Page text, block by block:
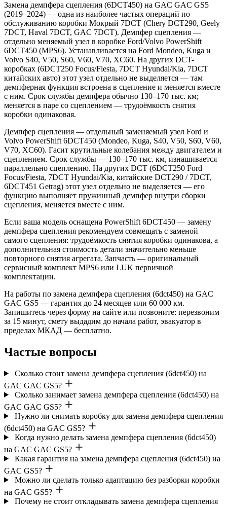
Замена демпфера сцепления (6DCT450) на GAC GAC GS5
(2019–2024) — одна из наиболее частых операций по
обслуживанию коробки Мокрый 7DCT (Chery DCT290, Geely
7DCT, Haval 7DCT, GAC 7DCT). Демпфер сцепления —
отдельно меняемый узел в коробке Ford/Volvo PowerShift
6DCT450 (MPS6). Устанавливается на Ford Mondeo, Kuga и
Volvo S40, V50, S60, V60, V70, XC60. На других DCT-
коробках (6DCT250 Focus/Fiesta, 7DCT Hyundai/Kia, 7DCT
китайских авто) этот узел отдельно не выделяется — там
демпферная функция встроена в сцепление и меняется вместе
с ним. Срок службы демпфера обычно 130–170 тыс. км;
меняется в паре со сцеплением — трудоёмкость снятия
коробки одинаковая.
Демпфер сцепления — отдельный заменяемый узел Ford и
Volvo PowerShift 6DCT450 (Mondeo, Kuga, S40, V50, S60, V60,
V70, XC60). Гасит крутильные колебания между двигателем и
сцеплением. Срок службы — 130–170 тыс. км, изнашивается
параллельно сцеплению. На других DCT (6DCT250 Ford
Focus/Fiesta, 7DCT Hyundai/Kia, китайские DCT290 / 7DCT,
6DCT451 Getrag) этот узел отдельно не выделяется — его
функцию выполняет пружинный демпфер внутри сборки
сцепления, меняется вместе с ним.
Если ваша модель оснащена PowerShift 6DCT450 — замену
демпфера сцепления рекомендуем совмещать с заменой
самого сцепления: трудоёмкость снятия коробки одинакова, а
дополнительная стоимость детали значительно меньше
повторного снятия агрегата. Запчасть — оригинальный
сервисный комплект MPS6 или LUK первичной
комплектации.
На работы по замена демпфера сцепления (6dct450) на GAC
GAC GS5 — гарантия до 24 месяцев или 60 000 км.
Запишитесь через форму на сайте или позвоните: перезвоним
за 15 минут, смету выдадим до начала работ, эвакуатор в
пределах МКАД — бесплатно.
Частые вопросы
Сколько стоит замена демпфера сцепления (6dct450) на
GAC GAC GS5?
Сколько занимает замена демпфера сцепления (6dct450) на
GAC GAC GS5?
Нужно ли снимать коробку для замена демпфера сцепления
(6dct450) на GAC GS5?
Когда нужно делать замена демпфера сцепления (6dct450)
на GAC GAC GS5?
Какая гарантия на замена демпфера сцепления (6dct450) на
GAC GS5?
Можно ли сделать только адаптацию без разборки коробки
на GAC GS5?
Почему не стоит откладывать замена демпфера сцепления